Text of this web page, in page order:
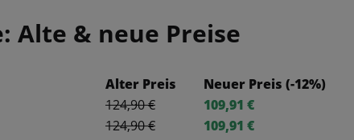
Alte & neue Preise
Alter Preis Neuer Preis (-12%)
124,90 € 109,91 €
124,90 € 109,91 €